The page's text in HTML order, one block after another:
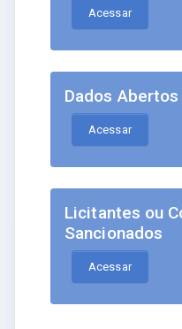
Acessar
Dados Abertos
Acessar
Licitantes ou
Sancionados
Acessar